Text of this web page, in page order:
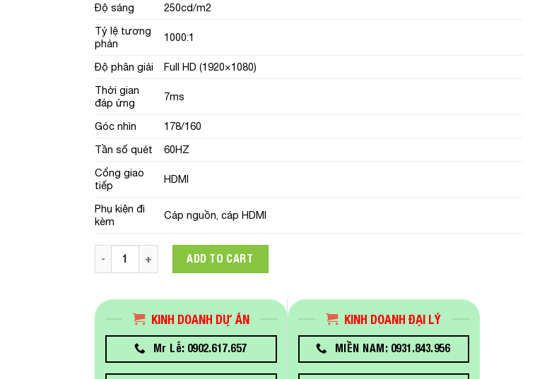
Độ sáng
250cd/m2
Tỷ lệ tương
phản
1000:1
Độ phân giải
Full HD (1920×1080)
Thời gian
đáp ứng
7ms
Góc nhìn
178/160
Tần số quét
60HZ
Cổng giao
tiếp
HDMI
Phụ kiện đi
kèm
Cáp nguồn, cáp HDMI
Màn hình máy tính HP P22va G4 (453D2AA)21.5 inch FHD quantity
ADD TO CART
KINH DOANH DỰ ÁN
Mr Lễ: 0902.617.657
KINH DOANH ĐẠI LÝ
MIỀN NAM: 0931.843.956